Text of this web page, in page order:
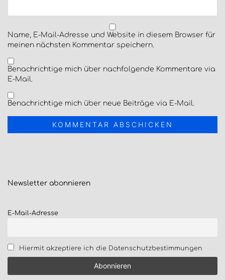
Name, E-Mail-Adresse und Website in diesem Browser für
meinen nächsten Kommentar speichern.
Benachrichtige mich über nachfolgende Kommentare via
E-Mail.
Benachrichtige mich über neue Beiträge via E-Mail.
Newsletter abonnieren
E-Mail-Adresse
Hiermit akzeptiere ich die Datenschutzbestimmungen